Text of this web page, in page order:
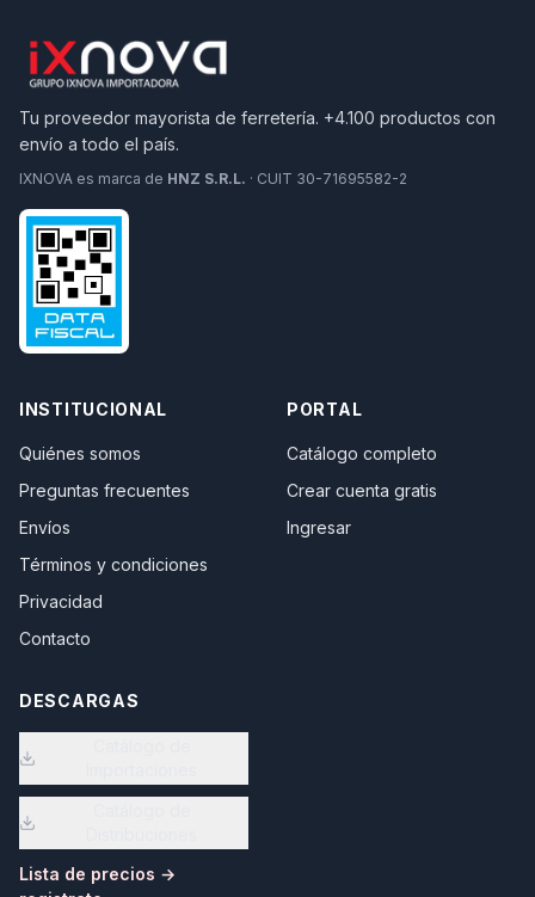
Tu proveedor mayorista de ferretería. +4.100 productos con
envío a todo el país.
IXNOVA es marca de HNZ S.R.L. · CUIT 30-71695582-2
INSTITUCIONAL
Quiénes somos
Preguntas frecuentes
Envíos
Términos y condiciones
Privacidad
Contacto
PORTAL
Catálogo completo
Crear cuenta gratis
Ingresar
DESCARGAS
Lista de precios →